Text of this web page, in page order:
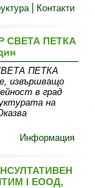
Контакти
СВЕТА ПЕТКА
ПЕТКА
извършващо
в град
на
Информация
І ЕООД,